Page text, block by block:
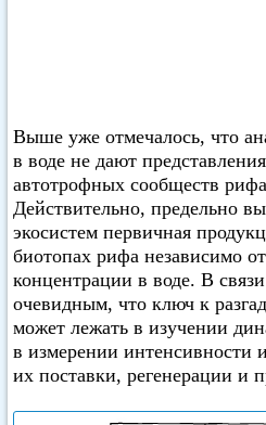
Выше уже отмечалось, что
в воде не дают
автотрофных сообществ
Действительно, предельно
экосистем первичная
биотопах рифа независимо
концентрации в воде. В
очевидным, что ключ к
может лежать в изучении
в измерении интенсивности
их поставки, регенерации и